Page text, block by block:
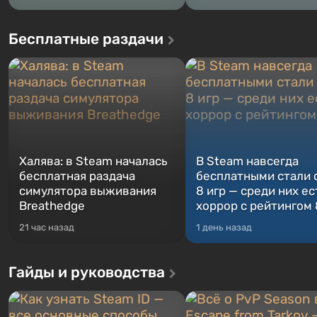
Бесплатные раздачи
Халява: в Steam началась
бесплатная раздача
симулятора выживания
Breathedge
21 час назад
В Steam навсегда
бесплатными стали
8 игр — среди них
хоррор с рейтингом
1 день назад
Гайды и руководства